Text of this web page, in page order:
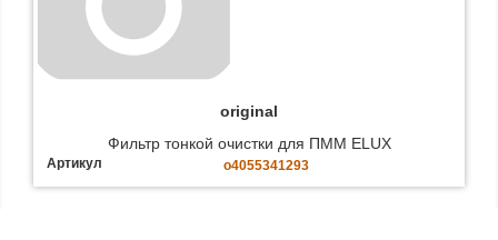
original
Фильтр тонкой очистки для ПММ ELUX
Артикул o4055341293